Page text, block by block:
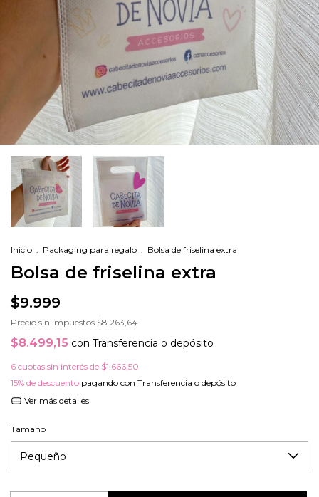
Inicio . Packaging para regalo . Bolsa de friselina extra
Bolsa de friselina extra
$9.999
Precio sin impuestos $8.263,64
$8.499,15 con Transferencia o depósito
6 cuotas sin interés de $1.666,50
15% de descuento pagando con Transferencia o depósito
Ver más detalles
Tamaño